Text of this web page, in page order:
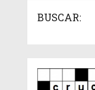
BUSCAR: